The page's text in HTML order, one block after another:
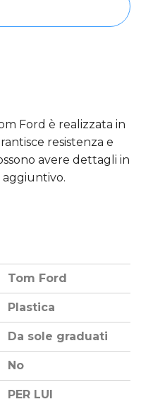
Ford è realizzata in
resistenza e
avere dettagli in
Tom Ford
Plastica
Da sole graduati
No
PER LUI